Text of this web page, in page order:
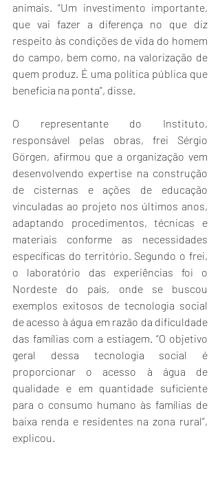
animais. “Um investimento importante,
que vai fazer a diferença no que diz
respeito às condições de vida do homem
do campo, bem como, na valorização de
quem produz. É uma política pública que
beneficia na ponta”, disse.
O representante do Instituto,
responsável pelas obras, frei Sérgio
Görgen, afirmou que a organização vem
desenvolvendo expertise na construção
de cisternas e ações de educação
vinculadas ao projeto nos últimos anos,
adaptando procedimentos, técnicas e
materiais conforme as necessidades
específicas do território. Segundo o frei,
o laboratório das experiências foi o
Nordeste do país, onde se buscou
exemplos exitosos de tecnologia social
de acesso à água em razão da dificuldade
das famílias com a estiagem. “O objetivo
geral dessa tecnologia social é
proporcionar o acesso à água de
qualidade e em quantidade suficiente
para o consumo humano às famílias de
baixa renda e residentes na zona rural”,
explicou.